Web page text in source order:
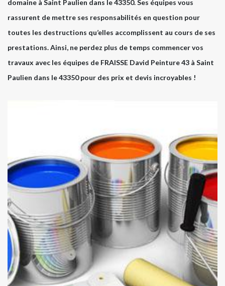
domaine à Saint Paulien dans le 43350. Ses équipes vous
rassurent de mettre ses responsabilités en question pour
toutes les destructions qu’elles accomplissent au cours de ses
prestations. Ainsi, ne perdez plus de temps commencer vos
travaux avec les équipes de FRAISSE David Peinture 43 à Saint
Paulien dans le 43350 pour des prix et devis incroyables !